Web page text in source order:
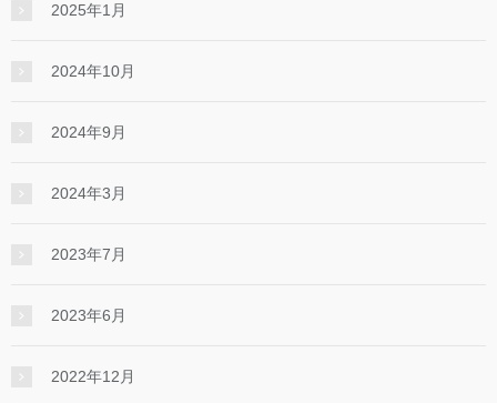
2025年1月
2024年10月
2024年9月
2024年3月
2023年7月
2023年6月
2022年12月